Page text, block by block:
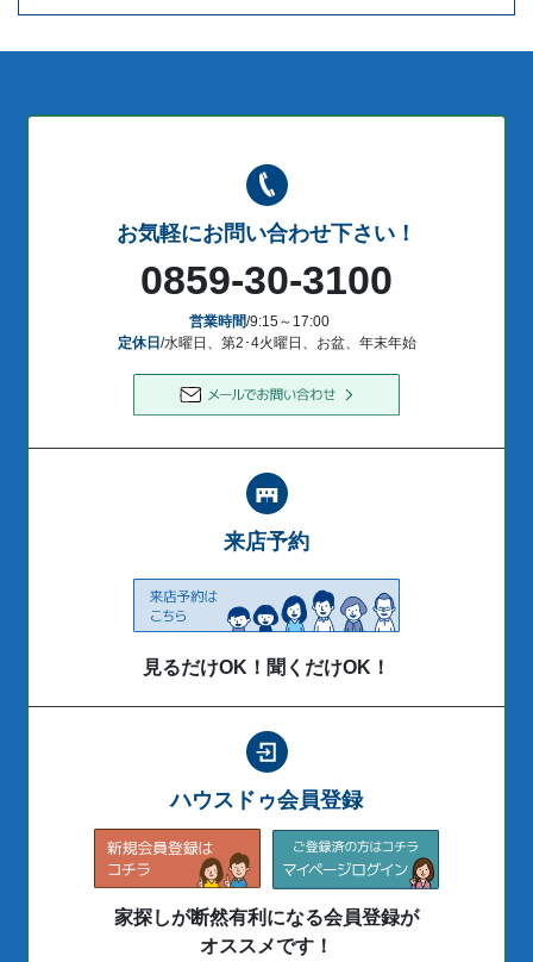
お気軽にお問い合わせ下さい！
0859-30-3100
営業時間/9:15～17:00
定休日/水曜日、第2･4火曜日、お盆、年末年始
来店予約
見るだけOK！聞くだけOK！
ハウスドゥ会員登録
家探しが断然有利になる会員登録が
オススメです！